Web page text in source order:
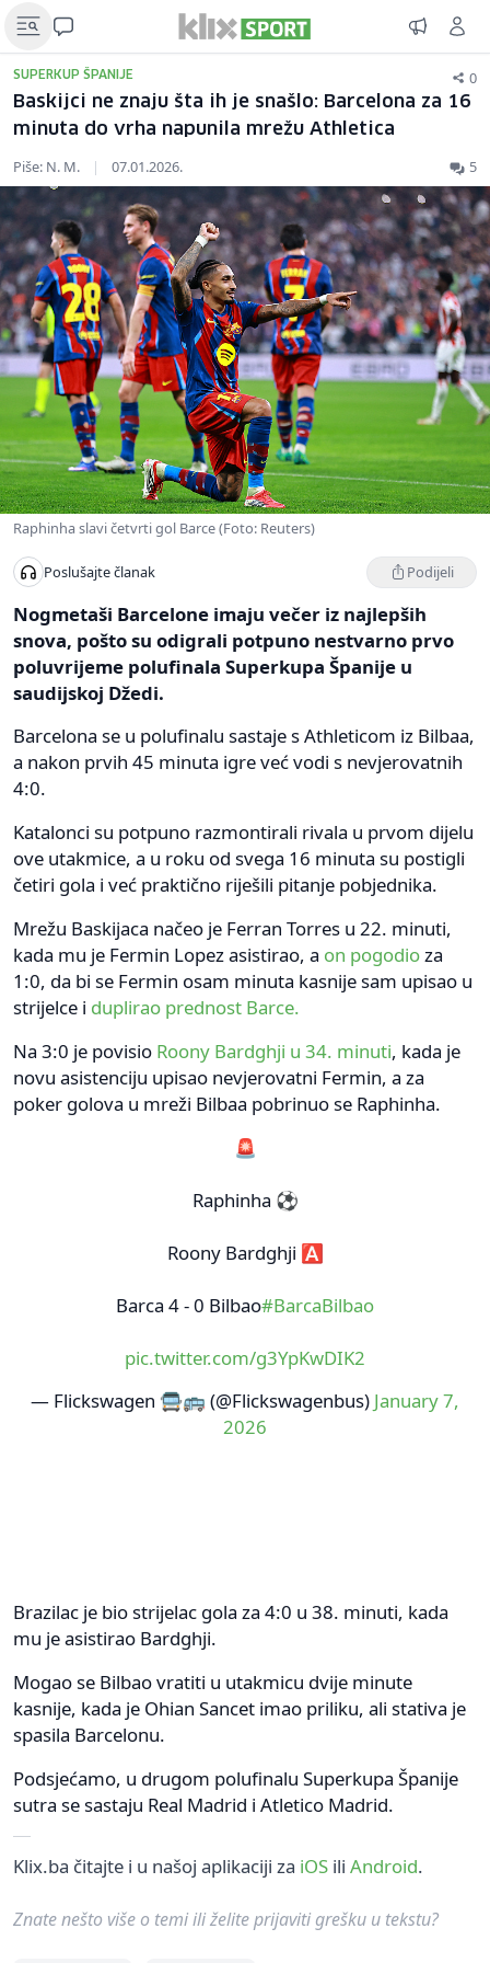
SUPERKUP ŠPANIJE 0
Baskijci ne znaju šta ih je snašlo: Barcelona za 16
minuta do vrha napunila mrežu Athletica
Piše: N. M. | 07.01.2026. 5
Raphinha slavi četvrti gol Barce (Foto: Reuters)
Poslušajte članak Podijeli
Nogmetaši Barcelone imaju večer iz najlepših
snova, pošto su odigrali potpuno nestvarno prvo
poluvrijeme polufinala Superkupa Španije u
saudijskoj Džedi.
Barcelona se u polufinalu sastaje s Athleticom iz Bilbaa,
a nakon prvih 45 minuta igre već vodi s nevjerovatnih
4:0.
Katalonci su potpuno razmontirali rivala u prvom dijelu
ove utakmice, a u roku od svega 16 minuta su postigli
četiri gola i već praktično riješili pitanje pobjednika.
Mrežu Baskijaca načeo je Ferran Torres u 22. minuti,
kada mu je Fermin Lopez asistirao, a on pogodioza
1:0, da bi se Fermin osam minuta kasnije sam upisao u
strijelce i duplirao prednost Barce.
Na 3:0 je povisio Roony Bardghji u 34. minuti, kada je
novu asistenciju upisao nevjerovatni Fermin, a za
poker golova u mreži Bilbaa pobrinuo se Raphinha.
🚨
Raphinha ⚽️
Roony Bardghji 🅰️
Barca 4 - 0 Bilbao#BarcaBilbao
pic.twitter.com/g3YpKwDIK2
— Flickswagen 🚍🚌 (@Flickswagenbus) January 7,
2026
Brazilac je bio strijelac gola za 4:0 u 38. minuti, kada
mu je asistirao Bardghji.
Mogao se Bilbao vratiti u utakmicu dvije minute
kasnije, kada je Ohian Sancet imao priliku, ali stativa je
spasila Barcelonu.
Podsjećamo, u drugom polufinalu Superkupa Španije
sutra se sastaju Real Madrid i Atletico Madrid.
Klix.ba čitajte i u našoj aplikaciji za iOS ili Android.
Znate nešto više o temi ili želite prijaviti grešku u tekstu?